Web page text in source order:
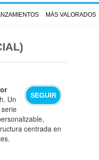
MÁS VALORADOS
SEGUIR
Un
centrada en